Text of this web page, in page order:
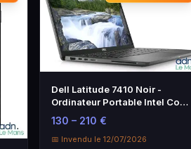
Dell Latitude 7410 Noir -
Ordinateur Portable Intel Core
i7
130 – 210 €
📅 Invendu le 12/07/2026